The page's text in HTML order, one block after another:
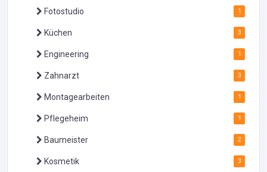
Fotostudio 1
Küchen 3
Engineering 1
Zahnarzt 3
Montagearbeiten 1
Pflegeheim 1
Baumeister 2
Kosmetik 3